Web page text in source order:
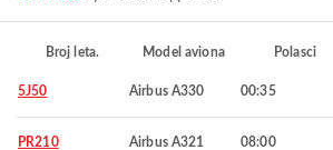
Broj leta. Model aviona Polasci
5J50 Airbus A330 00:35
PR210 Airbus A321 08:00